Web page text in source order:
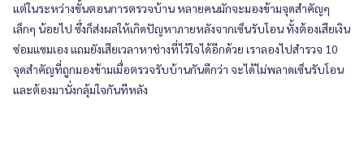
แต่ในระหว่างขั้นตอนการตรวจบ้าน หลายคนมักจะมองข้ามจุดสำคัญๆ
เล็กๆ น้อยไป ซึ่งก็ส่งผลให้เกิดปัญหาภายหลังจากเซ็นรับโอน ทั้งต้องเสียเงิน
ซ่อมแซมเอง แถมยังเสียเวลาหาช่างที่ไว้ใจได้อีกด้วย เราลองไปสำรวจ 10
จุดสำคัญที่ถูกมองข้ามเมื่อตรวจรับบ้านกันดีกว่า จะได้ไม่พลาดเซ็นรับโอน
และต้องมานั่งกลุ้มใจกันทีหลัง